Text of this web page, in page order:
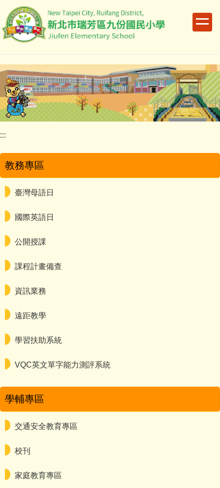
到
主
容
區
:::
教務專區
臺灣母語日
國際英語日
公開授課
課程計畫備查
資訊業務
遠距教學
學習扶助系統
VQC英文單字能力測評系統
學輔專區
交通安全教育專區
校刊
家庭教育專區